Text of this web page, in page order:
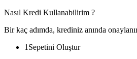
Nasıl Kredi Kullanabilirim ?
Bir kaç adımda, krediniz anında
1 Sepetini Oluştur